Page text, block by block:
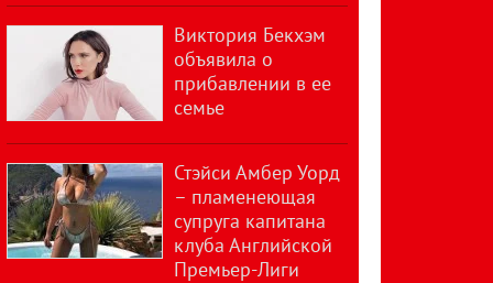
Виктория Бекхэм
объявила о
прибавлении в ее
семье
Стэйси Амбер Уорд
– пламенеющая
супруга капитана
клуба Английской
Премьер-Лиги